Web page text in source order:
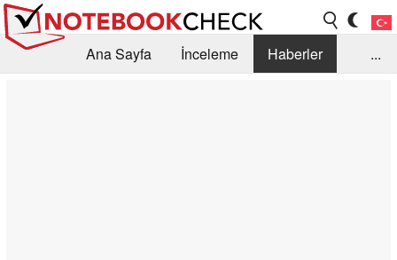
Ana Sayfa İnceleme
Haberler
...